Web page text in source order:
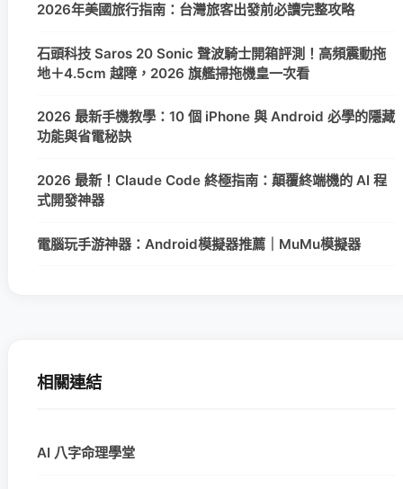
2026年美國旅行指南：台灣旅客出發前必讀完整攻略
石頭科技 Saros 20 Sonic 聲波騎士開箱評測！高頻震動拖
地＋4.5cm 越障，2026 旗艦掃拖機皇一次看
2026 最新手機教學：10 個 iPhone 與 Android 必學的隱藏
功能與省電秘訣
2026 最新！Claude Code 終極指南：顛覆終端機的 AI 程
式開發神器
電腦玩手游神器：Android模擬器推薦｜MuMu模擬器
相關連結
AI 八字命理學堂